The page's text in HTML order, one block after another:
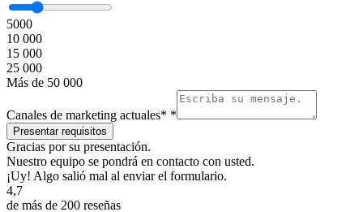
5000
10 000
15 000
25 000
Más de 50 000
Canales de marketing actuales* *
Gracias por su presentación.
Nuestro equipo se pondrá en contacto con usted.
¡Uy! Algo salió mal al enviar el formulario.
4,7
de más de 200 reseñas